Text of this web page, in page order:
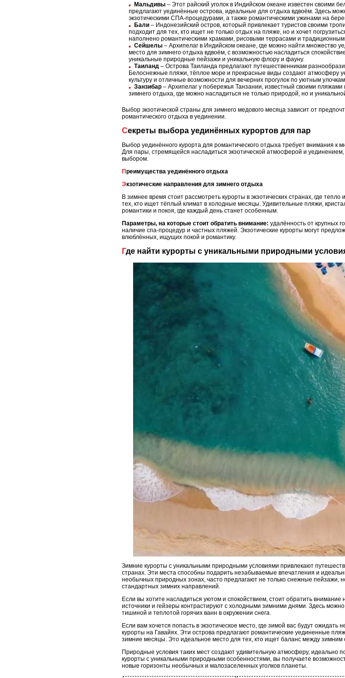
Мальдивы – Этот райский уголок в Индийском океане известен своими
предлагают уединённые острова, идеальные для отдыха вдвоём. Здесь
экзотическими СПА-процедурами, а также романтическими ужинами на
Бали – Индонезийский остров, который привлекает туристов своими
подходит для тех, кто ищет не только отдых на пляже, но и хочет
наполнено романтическими храмами, рисовыми террасами и
Сейшелы – Архипелаг в Индийском океане, где можно найти
место для зимнего отдыха вдвоём, с возможностью насладиться
уникальные природные пейзажи и уникальную флору и фауну.
Таиланд – Острова Таиланда предлагают путешественникам
Белоснежные пляжи, тёплое море и прекрасные виды создают атмосферу
культуру и отличные возможности для вечерних прогулок по уютным улочкам.
Занзибар – Архипелаг у побережья Танзании, известный своими
зимнего отдыха, где можно насладиться не только природой, но и
Выбор экзотической страны для зимнего медового месяца зависит от
романтического отдыха в уединении.
Секреты выбора уединённых курортов для пар
Выбор уединённого курорта для романтического отдыха требует внимания
Для пары, стремящейся насладиться экзотической атмосферой и уединением,
выбором.
Преимущества уединённого отдыха
Экзотические направления для зимнего отдыха
В зимнее время стоит рассмотреть курорты в экзотических странах, где
тех, кто ищет тёплый климат в холодные месяцы. Удивительные пляжи,
романтики и покоя, где каждый день станет особенным.
Параметры, на которые стоит обратить внимание: удалённость от крупных
наличие спа-процедур и частных пляжей. Экзотические курорты могут
влюблённых, ищущих покой и романтику.
Где найти курорты с уникальными природными
Зимние курорты с уникальными природными условиями привлекают
странах. Эти места способны подарить незабываемые впечатления и
необычных природных зонах, часто предлагают не только снежные пейзажи,
стандартных зимних направлений.
Если вы хотите насладиться уютом и спокойствием, стоит обратить внимание
источники и гейзеры контрастируют с холодными зимними днями. Здесь
тишиной и теплотой горячих ванн в окружении снега.
Если вам хочется попасть в экзотическое место, где зимой вас будут
курорты на Гавайях. Эти острова предлагают романтические уединенные
зимние месяцы. Это идеальное место для тех, кто ищет баланс между зимним
Природные условия таких мест создают удивительную атмосферу,
курорты с уникальными природными особенностями, вы получаете
новые горизонты необычных и малозаселенных уголков планеты.